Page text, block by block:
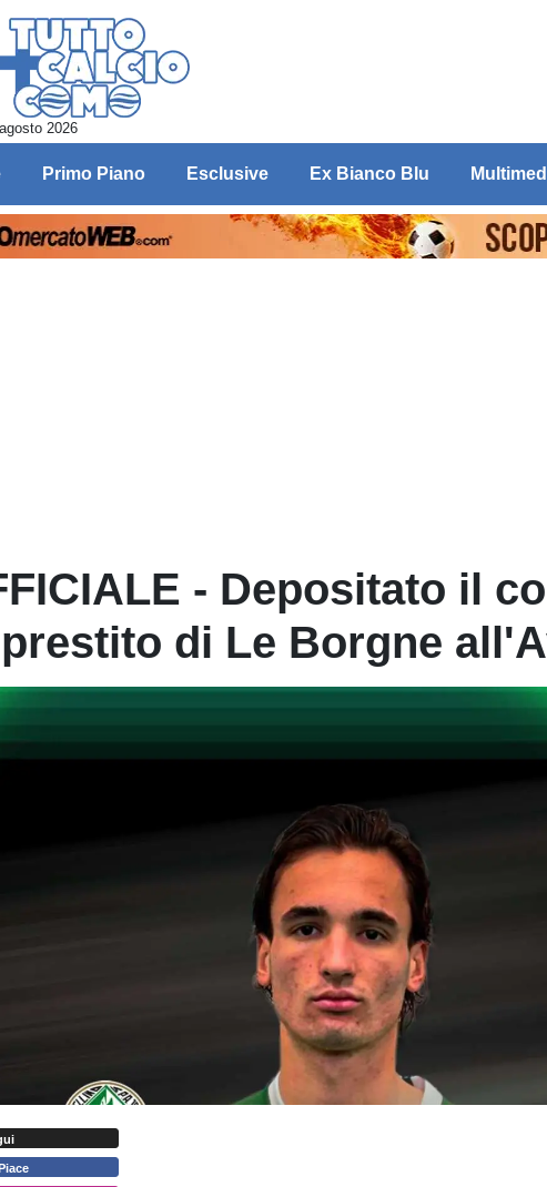
2026
Primo Piano Esclusive Ex Bianco Blu
- Depositato il
di Le Borgne